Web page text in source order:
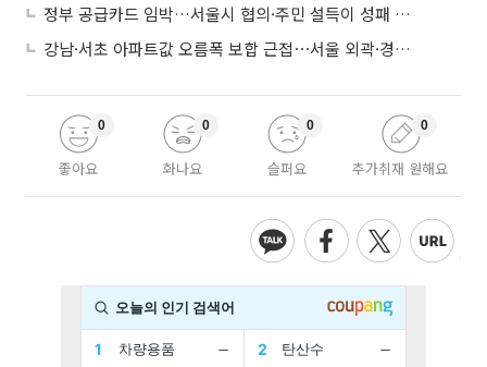
정부 공급카드 임박…서울시 협의·주민 설득이 성패 가른다
강남·서초 아파트값 오름폭 보합 근접⋯서울 외곽·경기 남부 중심 매수세
좋아요
0
화나요
0
슬퍼요
0
추가취재 원해요
0